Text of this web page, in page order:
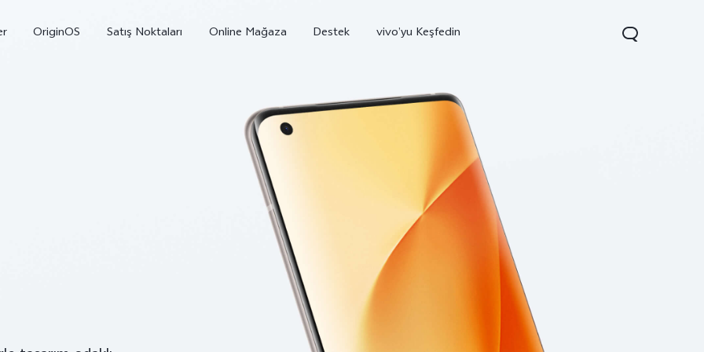
OriginOS Satış Noktaları Online Mağaza Destek vivo’yu Keşfedin
yeni